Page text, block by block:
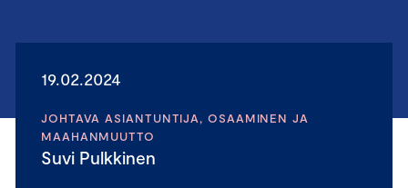
19.02.2024
JOHTAVA ASIANTUNTIJA, OSAAMINEN JA
MAAHANMUUTTO
Suvi Pulkkinen